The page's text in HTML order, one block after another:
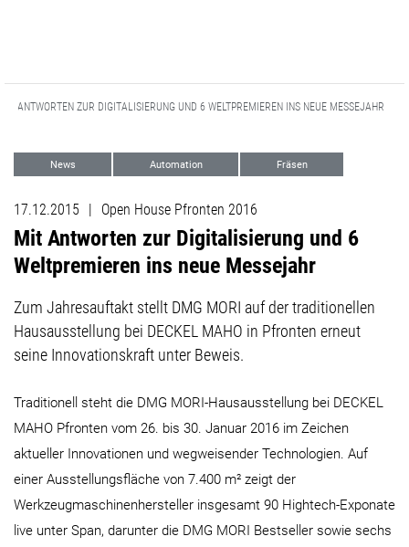
ANTWORTEN ZUR DIGITALISIERUNG UND 6 WELTPREMIEREN INS NEUE MESSEJAHR
News Automation Fräsen
17.12.2015 | Open House Pfronten 2016
Mit Antworten zur Digitalisierung und 6
Weltpremieren ins neue Messejahr
Zum Jahresauftakt stellt DMG MORI auf der traditionellen
Hausausstellung bei DECKEL MAHO in Pfronten erneut
seine Innovationskraft unter Beweis.
Traditionell steht die DMG MORI-Hausausstellung bei DECKEL
MAHO Pfronten vom 26. bis 30. Januar 2016 im Zeichen
aktueller Innovationen und wegweisender Technologien. Auf
einer Ausstellungsfläche von 7.400 m² zeigt der
Werkzeugmaschinenhersteller insgesamt 90 Hightech-Exponate
live unter Span, darunter die DMG MORI Bestseller sowie sechs